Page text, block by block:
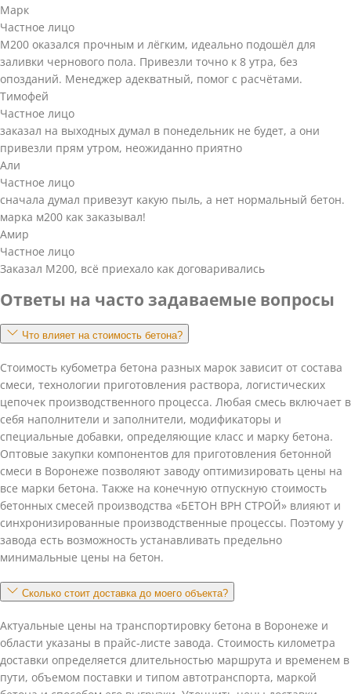
Марк
Частное лицо
М200 оказался прочным и лёгким, идеально подошёл для
заливки чернового пола. Привезли точно к 8 утра, без
опозданий. Менеджер адекватный, помог с расчётами.
Тимофей
Частное лицо
заказал на выходных думал в понедельник не будет, а они
привезли прям утром, неожиданно приятно
Али
Частное лицо
сначала думал привезут какую пыль, а нет нормальный бетон.
марка м200 как заказывал!
Амир
Частное лицо
Заказал М200, всё приехало как договаривались
Ответы на часто задаваемые вопросы
Что влияет на стоимость бетона?
Стоимость кубометра бетона разных марок зависит от состава
смеси, технологии приготовления раствора, логистических
цепочек производственного процесса. Любая смесь включает в
себя наполнители и заполнители, модификаторы и
специальные добавки, определяющие класс и марку бетона.
Оптовые закупки компонентов для приготовления бетонной
смеси в Воронеже позволяют заводу оптимизировать цены на
все марки бетона. Также на конечную отпускную стоимость
бетонных смесей производства «БЕТОН ВРН СТРОЙ» влияют и
синхронизированные производственные процессы. Поэтому у
завода есть возможность устанавливать предельно
минимальные цены на бетон.
Сколько стоит доставка до моего объекта?
Актуальные цены на транспортировку бетона в Воронеже и
области указаны в прайс-листе завода. Стоимость километра
доставки определяется длительностью маршрута и временем в
пути, объемом поставки и типом автотранспорта, маркой